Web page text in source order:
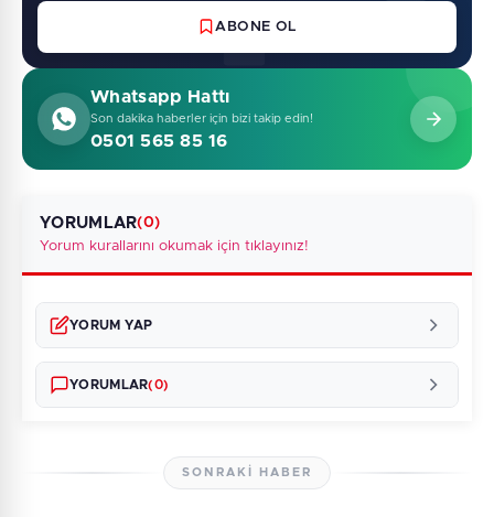
ABONE OL
Whatsapp Hattı
Son dakika haberler için bizi takip edin!
0501 565 85 16
YORUMLAR(0)
Yorum kurallarını okumak için tıklayınız!
YORUM YAP
YORUMLAR(0)
SONRAKI HABER